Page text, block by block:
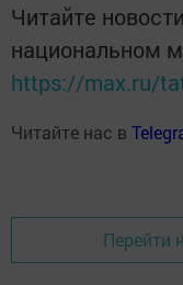
Читайте
национальном
https://max.ru/
Читайте нас в
Перейти